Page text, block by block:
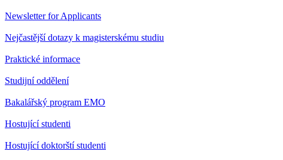
Newsletter for Applicants
Nejčastější dotazy k magisterskému studiu
Praktické informace
Studijní oddělení
Bakalářský program EMO
Hostující studenti
Hostující doktorští studenti